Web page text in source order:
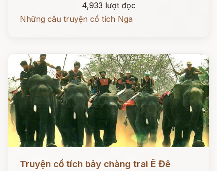
4,933 lượt đọc
Những câu truyện cổ tích Nga
Truyện cổ tích bảy chàng trai Ê Đê